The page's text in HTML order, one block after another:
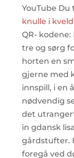
YouTube Du
knulle i kveld
QR-
tre og sørg
horten en
gjerne med
innspill, i en
nødvendig
det
in gdansk
gårdstufter.
foregå ved